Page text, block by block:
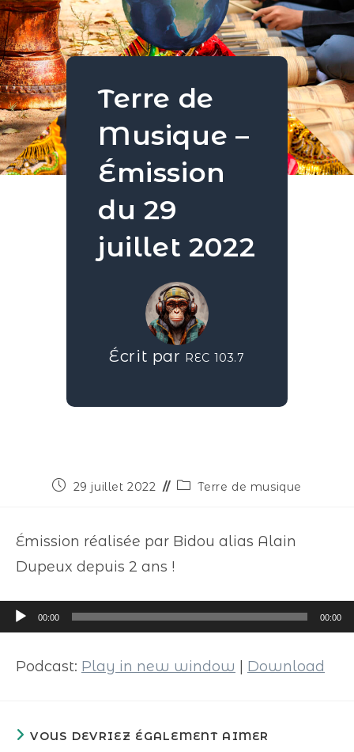
Terre de
Musique –
Émission
du 29
juillet 2022
Écrit par REC 103.7
29 juillet 2022 Terre de musique
Émission réalisée par Bidou alias Alain
Dupeux depuis 2 ans !
Lecteur
audio
00:00 00:00
Podcast: Play in new window Download
VOUS DEVRIEZ ÉGALEMENT AIMER